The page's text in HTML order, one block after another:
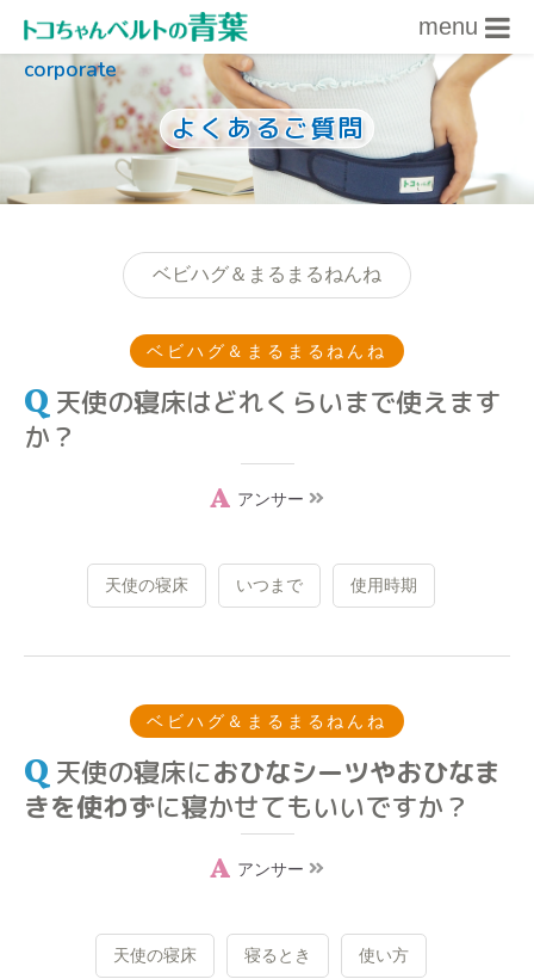
内容をスキップ
menu
corporate
よくあるご質問
ベビハグ＆まるまるねんね
ベビハグ＆まるまるねんね
天使の寝床はどれくらいまで使えます
か？
アンサー
天使の寝床 いつまで 使用時期
ベビハグ＆まるまるねんね
天使の寝床におひなシーツやおひなま
きを使わずに寝かせてもいいですか？
アンサー
天使の寝床 寝るとき 使い方